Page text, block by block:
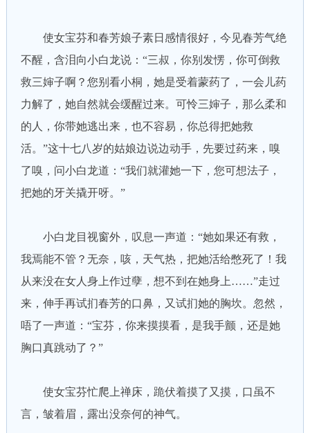
使女宝芬和春芳娘子素日感情很好，今见春芳气绝
不醒，含泪向小白龙说：“三叔，你别发愣，你可倒救
救三婶子啊？您别看小桐，她是受着蒙药了，一会儿药
力解了，她自然就会缓醒过来。可怜三婶子，那么柔和
的人，你带她逃出来，也不容易，你总得把她救
活。”这十七八岁的姑娘边说边动手，先要过药来，嗅
了嗅，问小白龙道：“我们就灌她一下，您可想法子，
把她的牙关撬开呀。”
小白龙目视窗外，叹息一声道：“她如果还有救，
我焉能不管？无奈，咳，天气热，把她活给憋死了！我
从来没在女人身上作过孽，想不到在她身上……”走过
来，伸手再试扪春芳的口鼻，又试扪她的胸坎。忽然，
唔了一声道：“宝芬，你来摸摸看，是我手颤，还是她
胸口真跳动了？”
使女宝芬忙爬上禅床，跪伏着摸了又摸，口虽不
言，皱着眉，露出没奈何的神气。